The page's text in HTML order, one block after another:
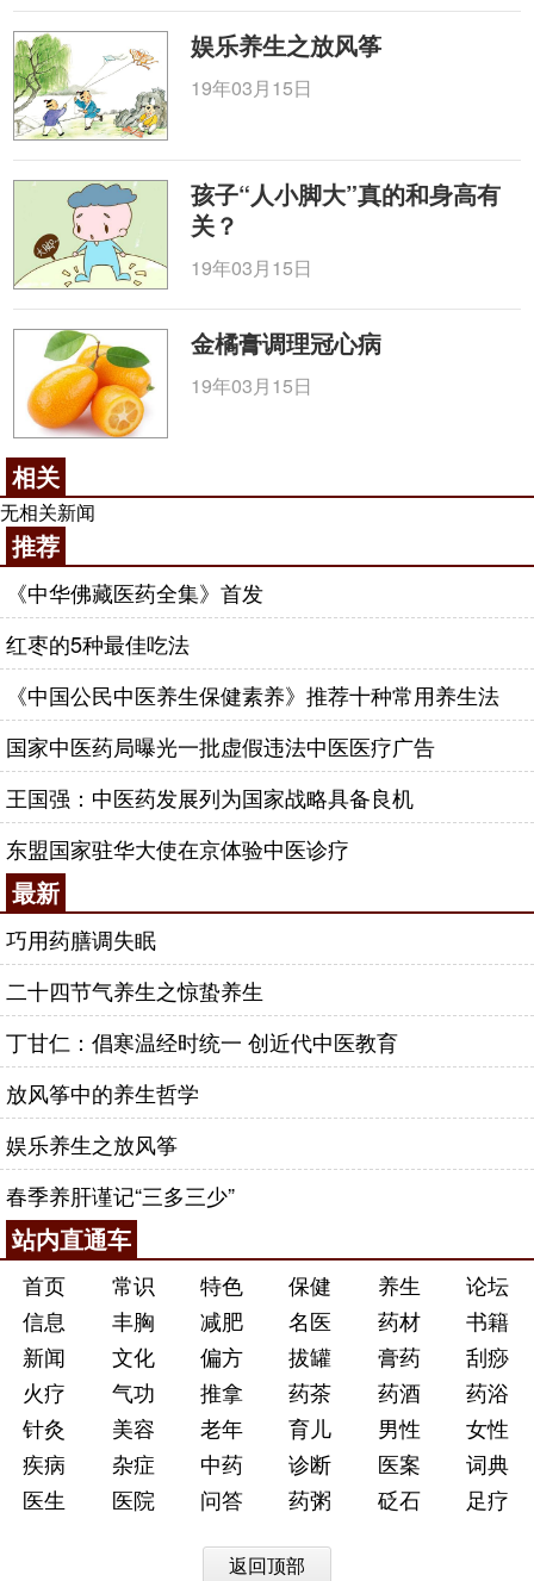
娱乐养生之放风筝
19年03月15日
孩子“人小脚大”真的和身高有
关？
19年03月15日
金橘膏调理冠心病
19年03月15日
相关
无相关新闻
推荐
《中华佛藏医药全集》首发
红枣的5种最佳吃法
《中国公民中医养生保健素养》推荐十种常用养生法
国家中医药局曝光一批虚假违法中医医疗广告
王国强：中医药发展列为国家战略具备良机
东盟国家驻华大使在京体验中医诊疗
最新
巧用药膳调失眠
二十四节气养生之惊蛰养生
丁甘仁：倡寒温经时统一 创近代中医教育
放风筝中的养生哲学
娱乐养生之放风筝
春季养肝谨记“三多三少”
站内直通车
首页 常识 特色 保健 养生
论坛
信息
丰胸 减肥 名医 药材
书籍
新闻
文化 偏方 拔罐 膏药
刮痧
火疗
气功 推拿 药茶 药酒
药浴
针灸
美容 老年 育儿 男性
女性
疾病
杂症 中药 诊断 医案
词典
医生
医院 问答 药粥 砭石 足疗
返回顶部